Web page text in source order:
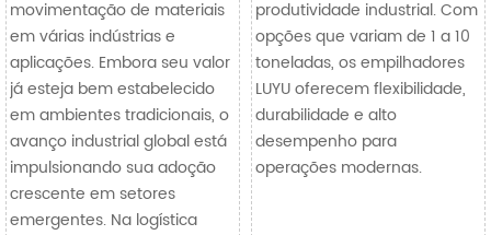
movimentação de materiais
em várias indústrias e
aplicações. Embora seu valor
já esteja bem estabelecido
em ambientes tradicionais, o
avanço industrial global está
impulsionando sua adoção
crescente em setores
emergentes. Na logística
produtividade industrial. Com
opções que variam de 1 a 10
toneladas, os empilhadores
LUYU oferecem flexibilidade,
durabilidade e alto
desempenho para
operações modernas.